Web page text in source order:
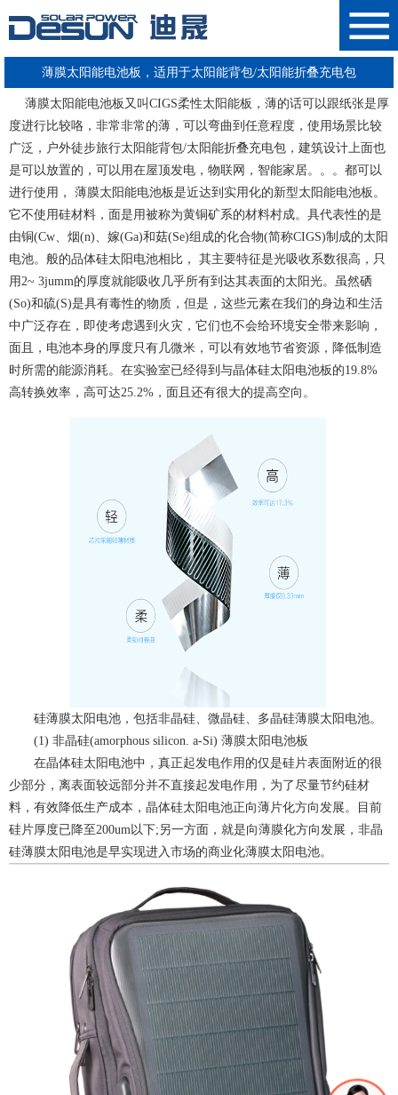
薄膜太阳能电池板，适用于太阳能背包/太阳能折叠充电包
薄膜太阳能电池板又叫CIGS柔性太阳能板 ，薄的话可以跟纸张是厚
度进行比较咯，非常非常的薄，可以弯曲到任意程度，使用场景比较
广泛，户外徒步旅行太阳能背包/太阳能折叠充电包，建筑设计上面也
是可以放置的，可以用在屋顶发电，物联网，智能家居。。。都可以
进行使用， 薄膜太阳能电池板是近达到实用化的新型太阳能电池板。
它不使用硅材料，面是用被称为黄铜矿系的材料村成。具代表性的是
由铜(Cw、烟(n)、嫁(Ga)和菇(Se)组成的化合物(简称CIGS)制成的太阳
电池。般的品体硅太阳电池相比， 其主要特征是光吸收系数很高，只
用2~ 3jumm的厚度就能吸收几乎所有到达其表面的太阳光。虽然硒
(So)和硫(S)是具有毒性的物质，但是，这些元素在我们的身边和生活
中广泛存在，即使考虑遇到火灾，它们也不会给环境安全带来影响，
面且，电池本身的厚度只有几微米，可以有效地节省资源，降低制造
时所需的能源消耗。在实验室已经得到与晶体硅太阳电池板的19.8%
高转换效率，高可达25.2% ，面且还有很大的提高空向。
硅薄膜太阳电池，包括非晶硅、微晶硅、多晶硅薄膜太阳电池。
(1) 非晶硅(amorphous silicon. a-Si) 薄膜太阳电池板
在晶体硅太阳电池中，真正起发电作用的仅是硅片表面附近的很
少部分，离表面较远部分并不直接起发电作用，为了尽量节约硅材
料，有效降低生产成本，晶体硅太阳电池正向薄片化方向发展。目前
硅片厚度已降至200um以下;另一方面，就是向薄膜化方向发展，非晶
硅薄膜太阳电池是早实现进入市场的商业化薄膜太阳电池。